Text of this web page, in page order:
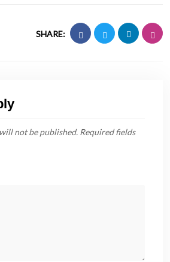
SHARE:
not be published. Required fields